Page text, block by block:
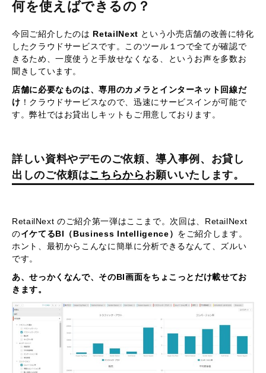
何を使えばできるの？
今回ご紹介したのは RetailNext という小売店舗の改善に特化
したクラウドサービスです。このツール１つで全てが確認で
きるため、一度使うと手放せなくなる、というお声を多数お
聞きしています。
店舗に必要なものは、専用のカメラとインターネット回線だ
け ！クラウドサービスなので、迅速にサービスインが可能で
す。弊社ではお貸出しキットもご用意しております。
詳しい資料やデモのご依頼、導入事例、お貸し
出しのご依頼はこちらから お願いいたします。
RetailNext のご紹介第一弾はここまで。次回は、RetailNext
のイケてるBI（Business Intelligence） をご紹介します。
ホント、最初からこんなに簡単に分析できるなんて、ズルい
です。
あ、せっかくなんで、そのBI画面をちょこっとだけ載せてお
きます。